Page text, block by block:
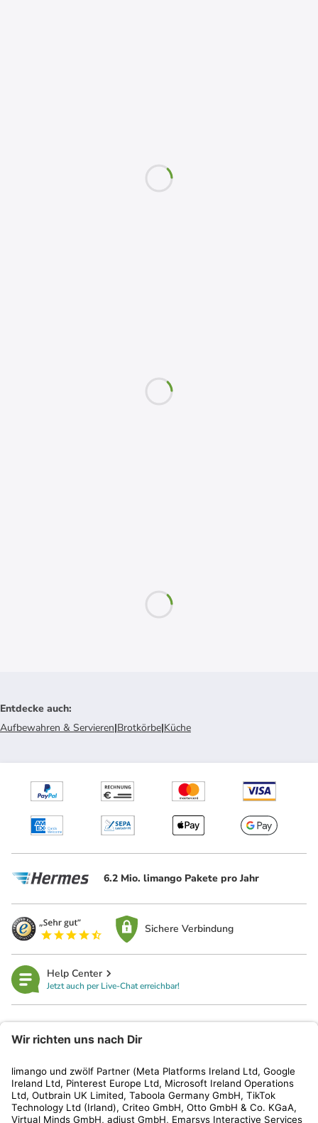
Entdecke auch:
Aufbewahren & Servieren|Brotkörbe|Küche
6.2 Mio. limango Pakete pro Jahr
Sichere Verbindung
Help Center
Jetzt auch per Live-Chat erreichbar!
Kundenservice